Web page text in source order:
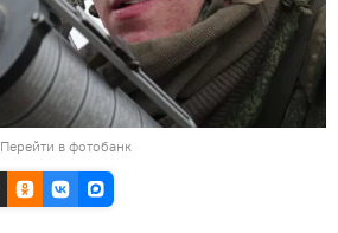
Перейти в фотобанк